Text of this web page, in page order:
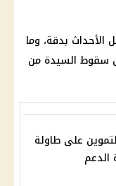
بدقة، وما
سقوط السيدة من
على طاولة
الدعم